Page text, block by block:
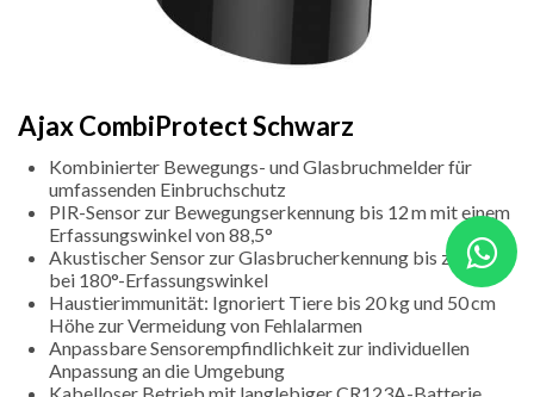
Ajax CombiProtect Schwarz
Kombinierter Bewegungs- und Glasbruchmelder für
umfassenden Einbruchschutz
PIR-Sensor zur Bewegungserkennung bis 12 m mit einem
Erfassungswinkel von 88,5°
Akustischer Sensor zur Glasbrucherkennung bis zu 9 m
bei 180°-Erfassungswinkel
Haustierimmunität: Ignoriert Tiere bis 20 kg und 50 cm
Höhe zur Vermeidung von Fehlalarmen
Anpassbare Sensorempfindlichkeit zur individuellen
Anpassung an die Umgebung